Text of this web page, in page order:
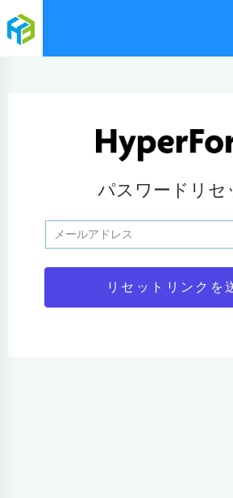
パスワードリセ
メールアドレス
リセットリンクを
(このフォームもHyperFormで作られています)